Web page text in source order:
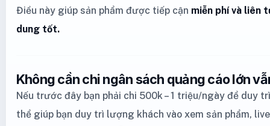
Điều này giúp sản phẩm được tiếp cận miễn phí và liên
dung tốt.
Không cần chi ngân sách quảng cáo lớn
Nếu trước đây bạn phải chi 500k – 1 triệu/ngày để duy
thể giúp bạn duy trì lượng khách vào xem sản phẩm,